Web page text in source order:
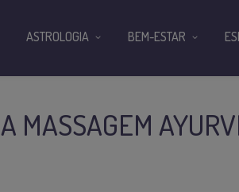
MASSAGEM
ASTROLOGIA BEM-ESTAR